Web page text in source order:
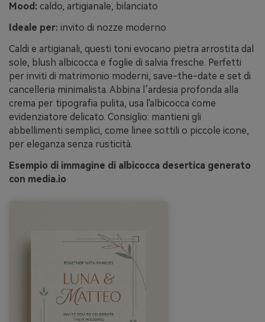
Mood: caldo, artigianale, bilanciato
Ideale per: invito di nozze moderno
Caldi e artigianali, questi toni evocano pietra arrostita dal
sole, blush albicocca e foglie di salvia fresche. Perfetti
per inviti di matrimonio moderni, save-the-date e set di
cancelleria minimalista. Abbina l’ardesia profonda alla
crema per tipografia pulita, usa l'albicocca come
evidenziatore delicato. Consiglio: mantieni gli
abbellimenti semplici, come linee sottili o piccole icone,
per eleganza senza rusticità.
Esempio di immagine di albicocca desertica generato
con media.io